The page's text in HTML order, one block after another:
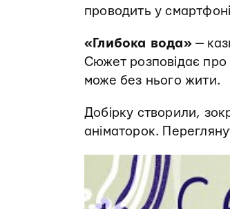
проводить у
«Глибока вода»—
Сюжет розповідає про
може без нього жити.
Добірку створили,
аніматорок.